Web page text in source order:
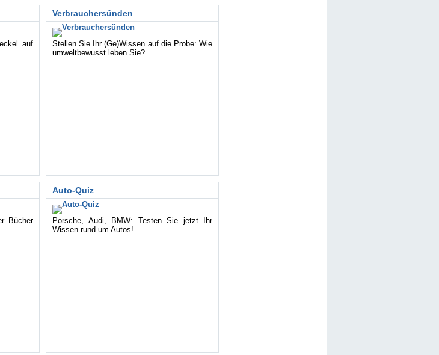
auf
Verbrauchersünden
Stellen Sie Ihr (Ge)Wissen auf die Probe: Wie
umweltbewusst leben Sie?
Bücher
Auto-Quiz
Porsche, Audi, BMW: Testen Sie jetzt Ihr
Wissen rund um Autos!